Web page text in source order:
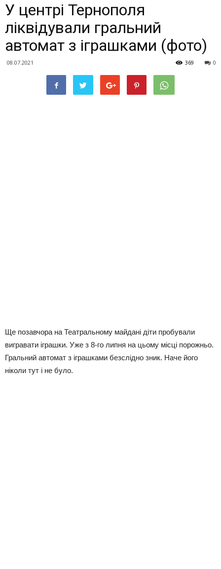
У центрі Тернополя
ліквідували гральний
автомат з іграшками (фото)
08.07.2021 0
369
Ще позавчора на Театральному майдані діти пробували
вигравати іграшки. Уже з 8-го липня на цьому місці порожньо.
Гральний автомат з іграшками безслідно зник. Наче його
ніколи тут і не було.